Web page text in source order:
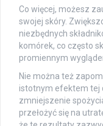
Co więcej, możesz
swojej skóry.
niezbędnych
komórek, co często
promiennym
Nie można też
istotnym efektem tej
zmniejszenie
przełożyć się na